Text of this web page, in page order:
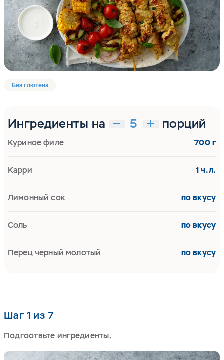
Без глютена
Шаг 1 из 7
Подгоотвьте ингредиенты.
Ингредиенты на порций
Куриное филе 700 г
Карри 1 ч.л.
Лимонный сок по вкусу
Соль по вкусу
Перец черный молотый по вкусу